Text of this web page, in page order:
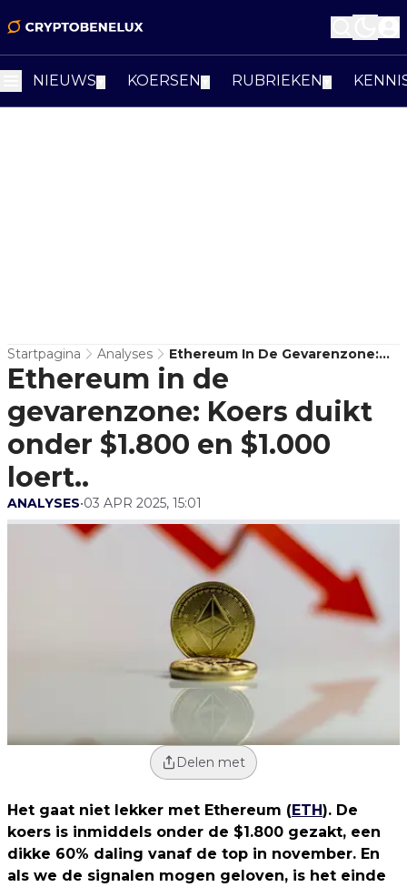
NIEUWS KOERSEN RUBRIEKEN
Startpagina Analyses
Ethereum In De Gevarenzone:
Koers Duikt Onder $1.800 En
$1.000 Loert..
Ethereum in de
gevarenzone: Koers duikt
onder $1.800 en $1.000
loert..
ANALYSES•03 APR 2025, 15:01
Delen met
Het gaat niet lekker met Ethereum (ETH). De
koers is inmiddels onder de $1.800 gezakt, een
dikke 60% daling vanaf de top in november. En
als we de signalen mogen geloven, is het einde